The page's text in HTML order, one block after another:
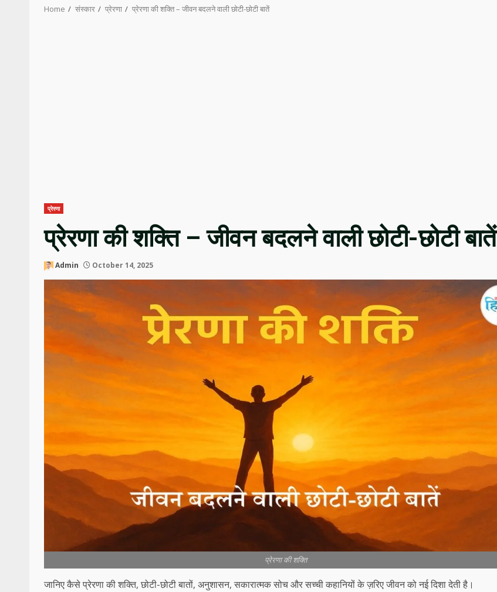
Home संस्कार प्रेरणा प्रेरणा की शक्ति – जीवन बदलने वाली छोटी-छोटी बातें
प्रेरणा
प्रेरणा की शक्ति – जीवन बदलने वाली छोटी-छोटी बातें
Admin October 14, 2025
प्रेरणा की शक्ति
जानिए कैसे प्रेरणा की शक्ति, छोटी-छोटी बातों, अनुशासन, सकारात्मक सोच और सच्ची कहानियों के ज़रिए जीवन को नई दिशा देती है।